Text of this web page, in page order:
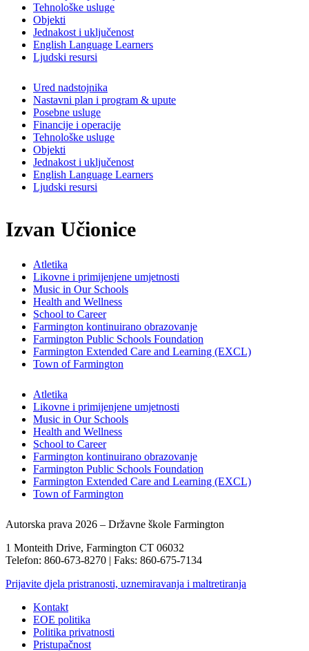
Tehnološke usluge
Objekti
Jednakost i uključenost
English Language Learners
Ljudski resursi
Ured nadstojnika
Nastavni plan i program & upute
Posebne usluge
Financije i operacije
Tehnološke usluge
Objekti
Jednakost i uključenost
English Language Learners
Ljudski resursi
Izvan Učionice
Atletika
Likovne i primijenjene umjetnosti
Music in Our Schools
Health and Wellness
School to Career
Farmington kontinuirano obrazovanje
Farmington Public Schools Foundation
Farmington Extended Care and Learning (EXCL)
Town of Farmington
Atletika
Likovne i primijenjene umjetnosti
Music in Our Schools
Health and Wellness
School to Career
Farmington kontinuirano obrazovanje
Farmington Public Schools Foundation
Farmington Extended Care and Learning (EXCL)
Town of Farmington
Autorska prava 2026 – Državne škole Farmington
1 Monteith Drive, Farmington CT 06032
Telefon: 860-673-8270 | Faks: 860-675-7134
Prijavite djela pristranosti, uznemiravanja i maltretiranja
Kontakt
EOE politika
Politika privatnosti
Pristupačnost